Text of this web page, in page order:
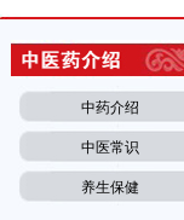
中药介绍
中医常识
养生保健